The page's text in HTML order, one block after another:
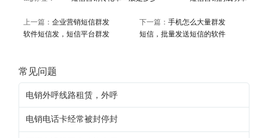
上一篇： 企业营销短信群发
软件短信发，短信平台群发
下一篇： 手机怎么大量群发
短信，批量发送短信的软件
常见问题
电销外呼线路租赁，外呼
电销电话卡经常被封停封